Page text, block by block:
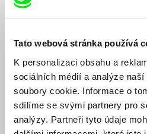
Tato webová stránka používá
K personalizaci obsahu a
sociálních médií a analýze
soubory cookie. Informace o
sdílíme se svými partnery pro
analýzy. Partneři tyto údaje
Související filmy (20)
Jiří Menzel Nikolas